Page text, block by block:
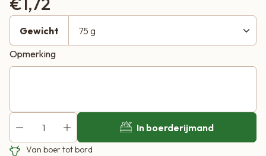
Gewicht
Opmerking
In boerderijmand
Van boer tot bord